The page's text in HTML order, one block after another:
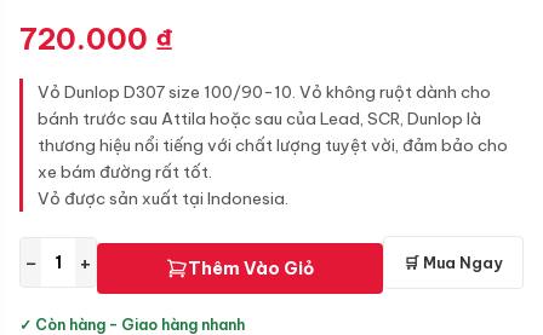
720.000 ₫
Vỏ Dunlop D307 size 100/90-10. Vỏ không ruột dành cho
bánh trước sau Attila hoặc sau của Lead, SCR, Dunlop là
thương hiệu nổi tiếng với chất lượng tuyệt vời, đảm bảo cho
xe bám đường rất tốt.
Vỏ được sản xuất tại Indonesia.
− + Thêm Vào Giỏ 🛒 Mua Ngay
✓ Còn hàng - Giao hàng nhanh